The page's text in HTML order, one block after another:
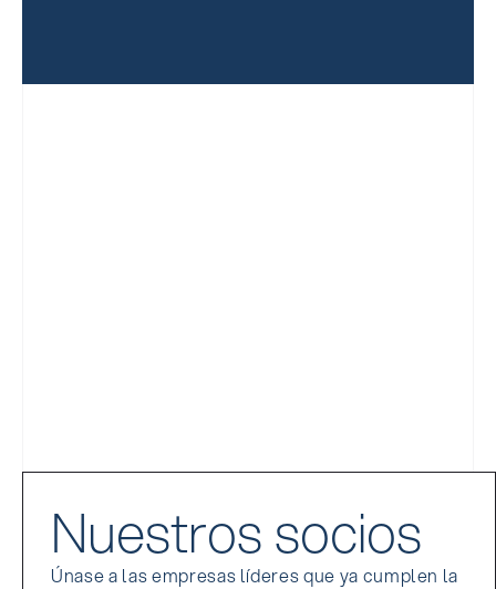
Nuestros socios
Únase a las empresas líderes que ya cumplen la